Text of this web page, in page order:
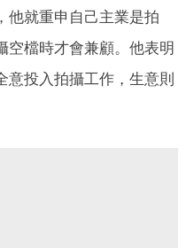
他就重申自己主業是拍
空檔時才會兼顧。他表明
意投入拍攝工作，生意則